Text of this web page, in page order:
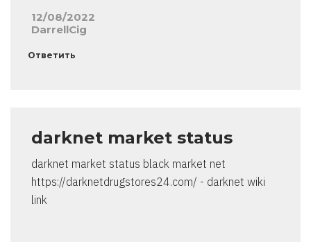
12/08/2022
DarrellCig
Ответить
darknet market status
darknet market status black market net
https://darknetdrugstores24.com/ - darknet wiki
link